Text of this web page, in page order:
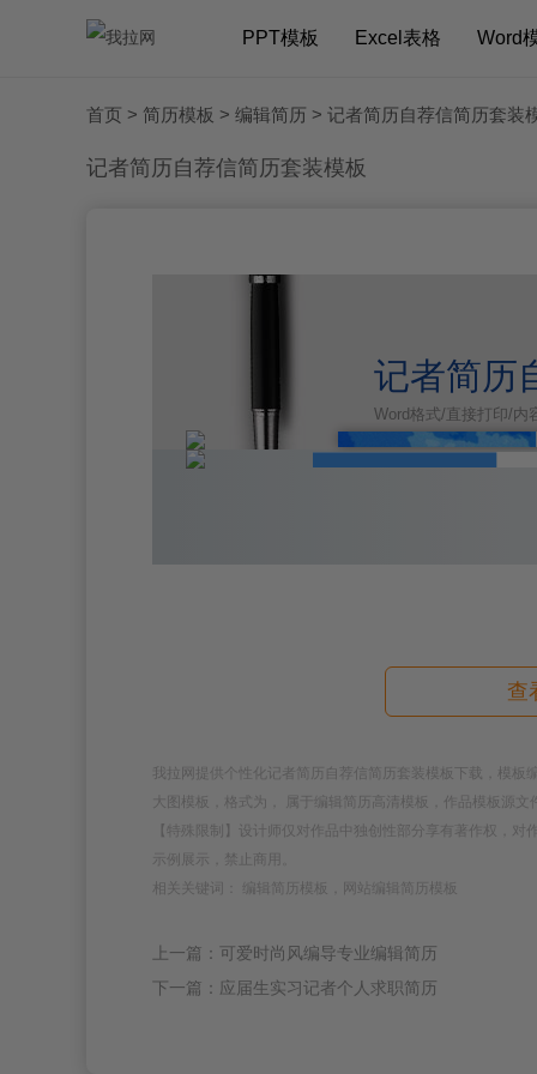
PPT模板 Excel表格 Word
首页 > 简历模板 > 编辑简历 > 记者简历自荐信简历套装
记者简历自荐信简历套装模板
记者简历
Word格式/直接打印/内
查
我拉网提供个性化记者简历自荐信简历套装模板下载，模
大图模板，格式为， 属于编辑简历高清模板，作品模板源
【特殊限制】设计师仅对作品中独创性部分享有著作权，
示例展示，禁止商用。
相关关键词： 编辑简历模板，网站编辑简历模板
上一篇：可爱时尚风编导专业编辑简历
下一篇：应届生实习记者个人求职简历